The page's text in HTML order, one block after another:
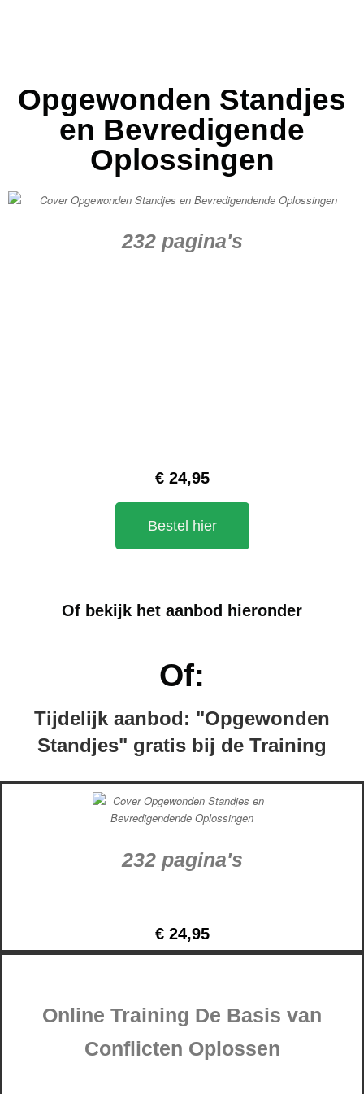
Opgewonden Standjes
en Bevredigende
Oplossingen
232 pagina's
€ 24,95
Bestel hier
Of bekijk het aanbod hieronder
Of:
Tijdelijk aanbod: "Opgewonden
Standjes" gratis bij de Training
232 pagina's
€ 24,95
Online Training De Basis van
Conflicten Oplossen